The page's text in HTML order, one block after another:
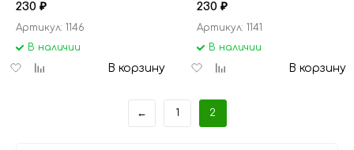
230 ₽
Артикул: 1146
В наличии
Добавить
Добавить
В корзину
230 ₽
Артикул: 1141
В наличии
Добавить
избранное
Добавить
сравнению
В корзину
← 1 2